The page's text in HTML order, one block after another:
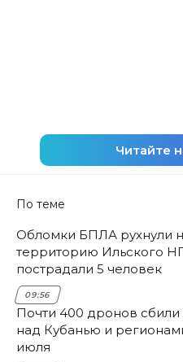
Читайте
По теме
Обломки БПЛА рухнули
территорию Ильского
пострадали 5 человек
09:56
Почти 400 дронов
над Кубанью и
июля